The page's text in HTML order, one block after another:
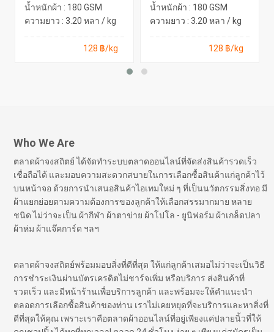
น้ำหนักผ้า : 180 GSM
ความยาว : 3.20 หลา / kg
128 ฿/kg
น้ำหนักผ้า : 180 GSM
ความยาว : 3.20 หลา / kg
128 ฿/kg
Who We Are
ตลาดผ้าจงสถิตย์ ได้จัดทำระบบตลาดออนไลน์ที่จัดส่งสินค้ารวดเร็ว
เชื่อถือได้ และมอบความสะดวกสบายในการเลือกซื้อสินค้าแก่ลูกค้าไว้
บนหน้าจอ ด้วยการนำเสนอสินค้าไอเทมใหม่ ๆ ที่เป็นนวัตกรรมสิ่งทอ มี
ผ้าแยกย่อยตามความต้องการของลูกค้าให้เลือกสรรมากมาย หลาย
ชนิด ไม่ว่าจะเป็น ผ้ากีฬา ผ้าตาข่าย ผ้าโปโล - ยูนิฟอร์ม ผ้าเกล็ดปลา
ผ้าห่ม ผ้าแจ๊คการ์ด ฯลฯ
ตลาดผ้าจงสถิตย์พร้อมมอบสิ่งที่ดีที่สุด ให้แก่ลูกค้าเสมอไม่ว่าจะเป็นวิธี
การชำระเงินผ่านบัตรเครดิตไม่ชาร์จเพิ่ม หรือบริการ ส่งสินค้าที่
รวดเร็ว และมีหน้าร้านเพื่อบริการลูกค้า และพร้อมจะให้คำแนะนำ
ตลอดการเลือกซื้อสินค้าของท่าน เราไม่เคยหยุดที่จะบริการและหาสิ่งที่
ดีที่สุดให้คุณ เพราะเราคือตลาดผ้าออนไลน์ที่อยู่เพียงแค่ปลายนิ้วที่ให้